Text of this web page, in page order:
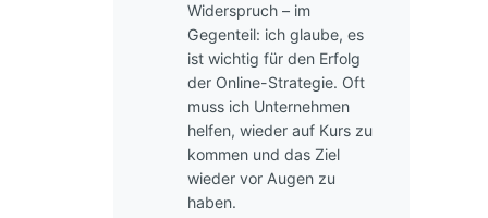
Widerspruch – im
Gegenteil: ich glaube, es
ist wichtig für den Erfolg
der Online-Strategie. Oft
muss ich Unternehmen
helfen, wieder auf Kurs zu
kommen und das Ziel
wieder vor Augen zu
haben.